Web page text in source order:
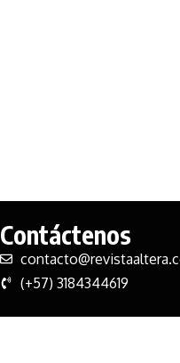
Contáctenos
(+57) 3184344619